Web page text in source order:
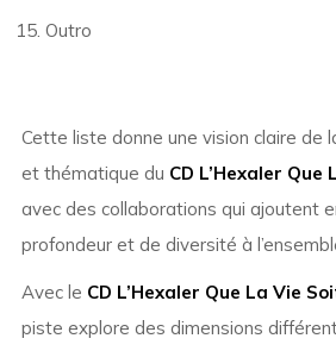
Outro
Cette liste donne une vision claire de
et thématique du CD L’Hexaler Que
avec des collaborations qui ajoutent
profondeur et de diversité à
Avec le CD L’Hexaler Que La Vie
piste explore des dimensions